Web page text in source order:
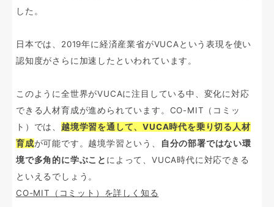
した。
日本では、2019年に経済産業省がVUCAという表現を使い
認知度がさらに加速したといわれています。
このように全世界がVUCAに注目している中、変化に対応
できる人材育成が進められています。CO-MIT（コミッ
ト）では、 越境学習を通して、VUCA時代を乗り切る人材
育成が可能です。越境学習という、
自分の部署ではない環
境で多角的に学ぶこと によって、VUCA時代に対応できる
といえるでしょう。
CO-MIT（コミット）を詳しく知る